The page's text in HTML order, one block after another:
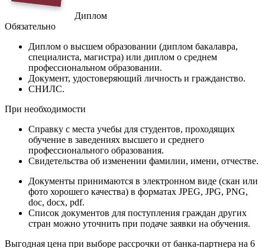
Диплом
Обязательно
Диплом о высшем образовании (диплом бакалавра,
специалиста, магистра) или диплом о среднем
профессиональном образовании.
Документ, удостоверяющий личность и гражданство.
СНИЛС.
При необходимости
Справку с места учебы для студентов, проходящих
обучение в заведениях высшего и среднего
профессионального образования.
Свидетельства об изменении фамилии, имени, отчестве.
Документы принимаются в электронном виде (скан или
фото хорошего качества) в форматах JPEG, JPG, PNG,
doc, docx, pdf.
Список документов для поступления граждан других
стран можно уточнить при подаче заявки на обучения.
Выгодная цена при выборе рассрочки от банка-партнера на 6